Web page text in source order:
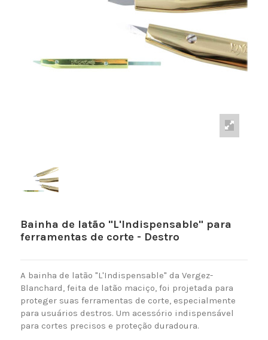
Bainha de latão "L'Indispensable" para
ferramentas de corte - Destro
A bainha de latão "L'Indispensable" da Vergez-
Blanchard, feita de latão maciço, foi projetada para
proteger suas ferramentas de corte, especialmente
para usuários destros. Um acessório indispensável
para cortes precisos e proteção duradoura.